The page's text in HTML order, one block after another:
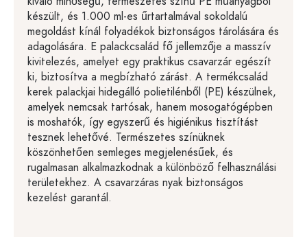
készült, és 1.000 ml-es űrtartalmával sokoldalú
megoldást kínál folyadékok biztonságos tárolására és
adagolására. E palackcsalád fő jellemzője a masszív
kivitelezés, amelyet egy praktikus csavarzár egészít
ki, biztosítva a megbízható zárást. A termékcsalád
kerek palackjai hidegálló polietilénből (PE) készülnek,
amelyek nemcsak tartósak, hanem mosogatógépben
is moshatók, így egyszerű és higiénikus tisztítást
tesznek lehetővé. Természetes színüknek
köszönhetően semleges megjelenésűek, és
rugalmasan alkalmazkodnak a különböző felhasználási
területekhez. A csavarzáras nyak biztonságos
kezelést garantál.